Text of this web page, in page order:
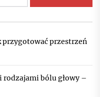
przygotować przestrzeń
bólu głowy –